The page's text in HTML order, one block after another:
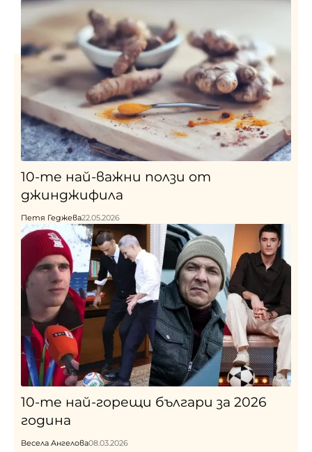
10-те най-важни ползи от
джинджифила
Петя Геджева22.05.2026
10-те най-горещи българи за 2026
година
Весела Ангелова08.03.2026